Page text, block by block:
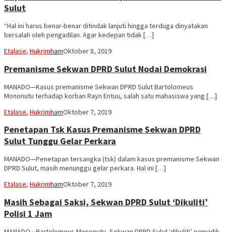
Sulut
“Hal ini harus benar-benar ditindak lanjuti hingga terduga dinyatakan
bersalah oleh pengadilan. Agar kedepan tidak […]
Etalase, HukrimhamOktober 8, 2019
Premanisme Sekwan DPRD Sulut Nodai Demokrasi
MANADO—Kasus premanisme Sekwan DPRD Sulut Bartolomeus
Mononutu terhadap korban Rayn Entuu, salah satu mahasiswa yang […]
Etalase, HukrimhamOktober 7, 2019
Penetapan Tsk Kasus Premanisme Sekwan DPRD
Sulut Tunggu Gelar Perkara
MANADO—Penetapan tersangka (tsk) dalam kasus premanisme Sekwan
DPRD Sulut, masih menunggu gelar perkara. Hal ini […]
Etalase, HukrimhamOktober 7, 2019
Masih Sebagai Saksi, Sekwan DPRD Sulut ‘Dikuliti’
Polisi 1 Jam